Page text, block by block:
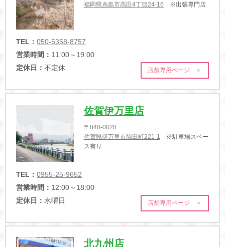
福岡県糸島市高田4丁目24-16 ※出張専門店
TEL： 050-5358-8757
営業時間： 11:00～19:00
定休日： 不定休 店舗専用ページ ＞
佐賀伊万里店
〒848-0028
佐賀県伊万里市脇田町221-1 ※駐車場スペー
ス有り
TEL： 0955-25-9652
営業時間： 12:00～18:00
定休日： 水曜日 店舗専用ページ ＞
北九州店